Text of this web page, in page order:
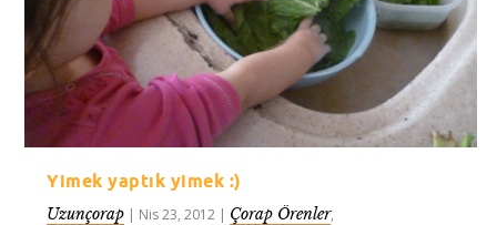
Yimek yaptık yimek :)
Uzunçorap | Nis 23, 2012 | Çorap Örenler,